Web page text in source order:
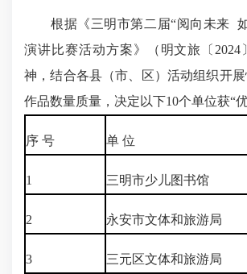
根据《三明市第二届“阅向未来 如
演讲比赛活动方案》（明文旅〔2024
神，结合各县（市、区）活动组织开
作品数量质量，决定以下10个单位获“优
序 号 单 位
1 三明市少儿图书馆
2 永安市文体和旅游局
3 三元区文体和旅游局